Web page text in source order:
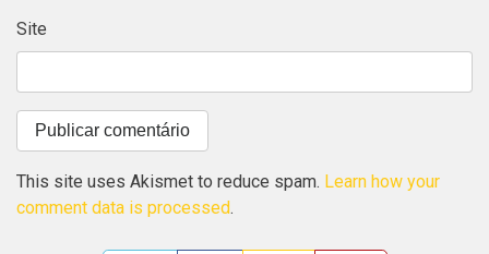
Site
This site uses Akismet to reduce spam. Learn how your
comment data is processed.